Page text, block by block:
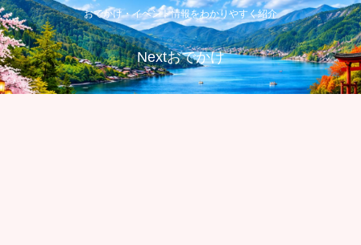
おでかけ・イベント情報をわかりやすく紹介
Nextおでかけ